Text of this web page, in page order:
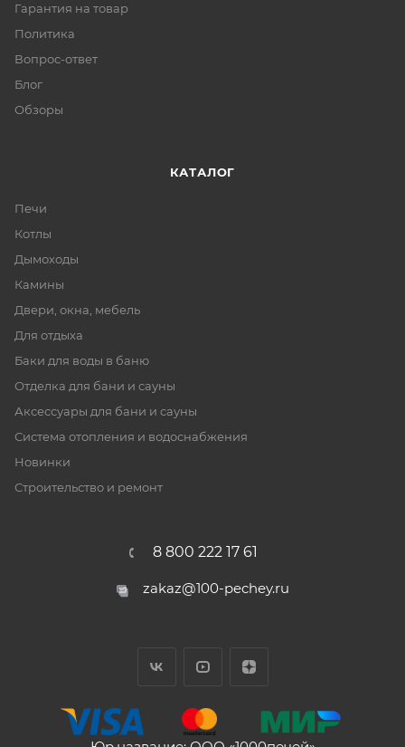
Гарантия на товар
Политика
Вопрос-ответ
Блог
Обзоры
КАТАЛОГ
Печи
Котлы
Дымоходы
Камины
Двери, окна, мебель
Для отдыха
Баки для воды в баню
Отделка для бани и сауны
Аксессуары для бани и сауны
Система отопления и водоснабжения
Новинки
Строительство и ремонт
8 800 222 17 61
zakaz@100-pechey.ru